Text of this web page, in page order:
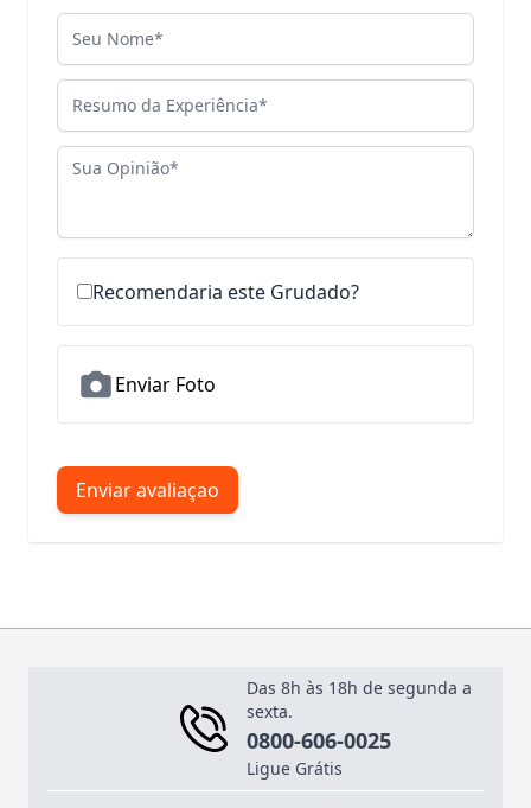
Seu Nome
Resumo da Experiência
Sua Opinião
Recomendaria este Grudado?
Enviar Foto
Enviar avaliaçao
Das 8h às 18h de segunda a
sexta.
0800-606-0025
Ligue Grátis